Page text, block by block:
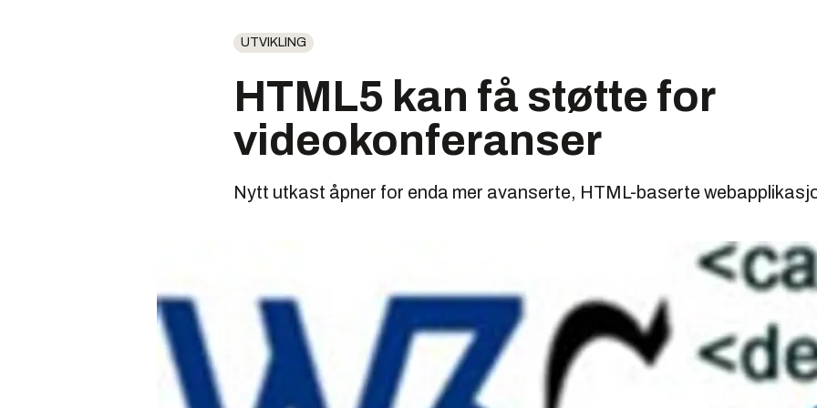
UTVIKLING
HTML5 kan få støtte for
videokonferanser
Nytt utkast åpner for enda mer avanserte, HTML-baserte